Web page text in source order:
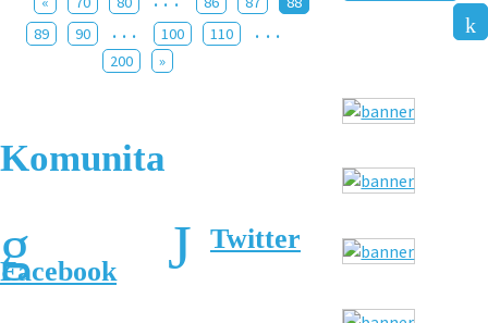
89
90 ... 100 110 ...
200 »
Komunita
Facebook
Twitter